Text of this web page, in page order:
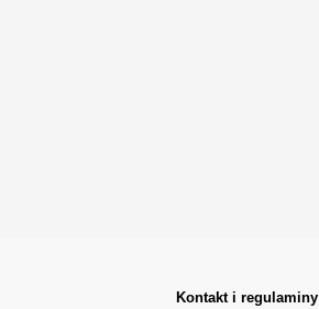
Kontakt i regulaminy